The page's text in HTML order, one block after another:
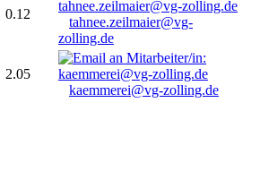
0.12
tahnee.zeilmaier@vg-
zolling.de
2.05
kaemmerei@vg-zolling.de